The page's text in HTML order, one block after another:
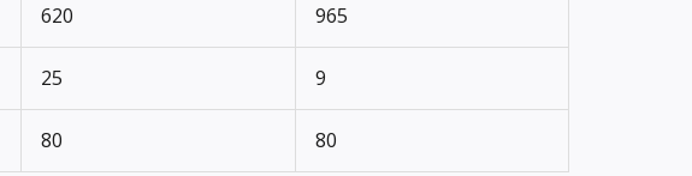
620 965
25 9
80 80